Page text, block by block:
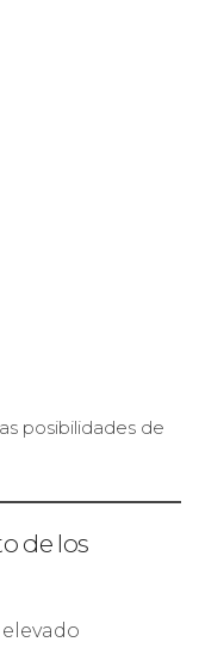
posibilidades de
de los